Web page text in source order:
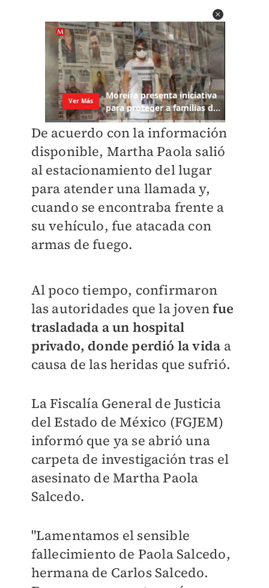
De acuerdo con la información
disponible, Martha Paola salió
al estacionamiento del lugar
para atender una llamada y,
cuando se encontraba frente a
su vehículo, fue atacada con
armas de fuego.
Al poco tiempo, confirmaron
las autoridades que la jovenfue
trasladada a un hospital
privado, donde perdió la vida a
causa de las heridas que sufrió.
La Fiscalía General de Justicia
del Estado de México (FGJEM)
informó que ya se abrió una
carpeta de investigación tras el
asesinato de Martha Paola
Salcedo.
"Lamentamos el sensible
fallecimiento de Paola Salcedo,
hermana de Carlos Salcedo.